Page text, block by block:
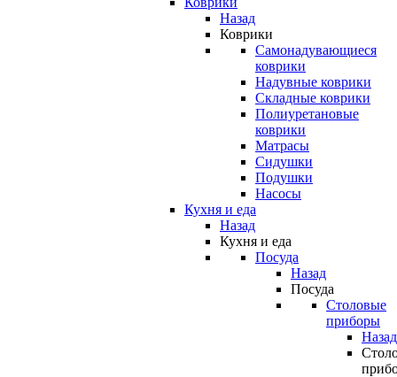
Назад
Коврики
Самонадувающиеся
коврики
Надувные коврики
Складные коврики
Полиуретановые
коврики
Матрасы
Сидушки
Подушки
Насосы
Кухня и еда
Назад
Кухня и еда
Посуда
Назад
Посуда
Столовые
приборы
Назад